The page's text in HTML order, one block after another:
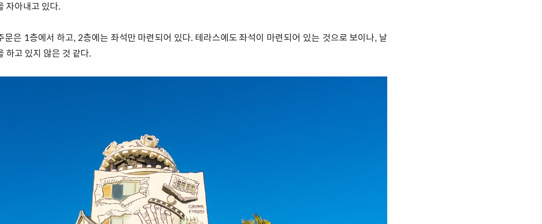
자아내고 있다.
은 1층에서 하고, 2층에는 좌석만 마련되어 있다. 테라스에도 좌석이 마련되어 있는 것으로 보이나, 날
하고 있지 않은 것 같다.